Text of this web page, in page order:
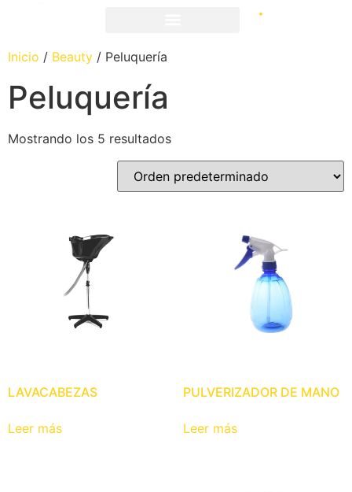
Inicio / Beauty / Peluquería
Peluquería
Mostrando los 5 resultados
LAVACABEZAS
Leer más
PULVERIZADOR DE MANO
Leer más